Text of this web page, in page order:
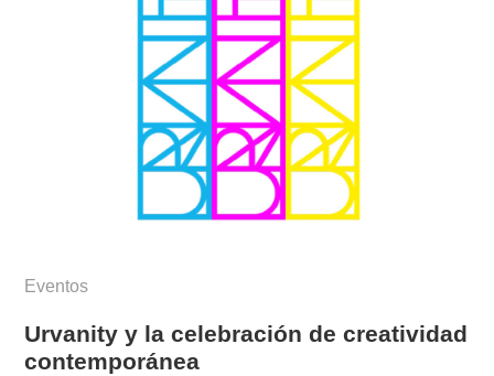
Eventos
Urvanity y la celebración de creatividad
contemporánea